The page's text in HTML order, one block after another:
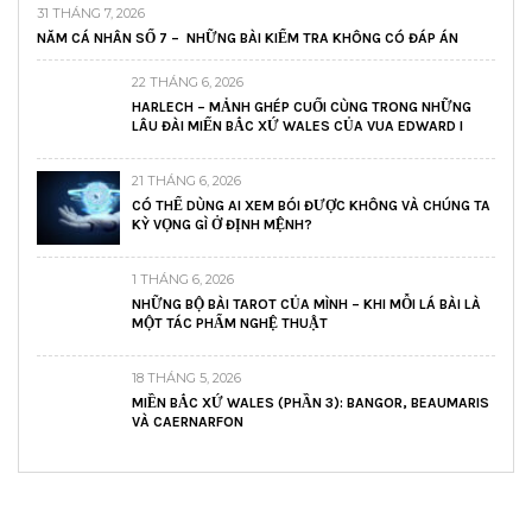
31 THÁNG 7, 2026
NĂM CÁ NHÂN SỐ 7 – NHỮNG BÀI KIỂM TRA KHÔNG CÓ ĐÁP ÁN
22 THÁNG 6, 2026
HARLECH – MẢNH GHÉP CUỐI CÙNG TRONG NHỮNG
LÂU ĐÀI MIẾN BẮC XỨ WALES CỦA VUA EDWARD I
21 THÁNG 6, 2026
CÓ THỂ DÙNG AI XEM BÓI ĐƯỢC KHÔNG VÀ CHÚNG TA
KỲ VỌNG GÌ Ở ĐỊNH MỆNH?
1 THÁNG 6, 2026
NHỮNG BỘ BÀI TAROT CỦA MÌNH – KHI MỖI LÁ BÀI LÀ
MỘT TÁC PHẨM NGHỆ THUẬT
18 THÁNG 5, 2026
MIỀN BẮC XỨ WALES (PHẦN 3): BANGOR, BEAUMARIS
VÀ CAERNARFON